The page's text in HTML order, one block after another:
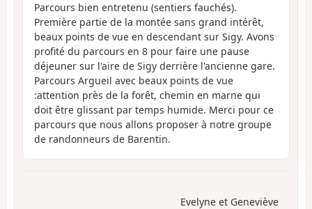
Parcours bien entretenu (sentiers fauchés).
Première partie de la montée sans grand intérêt,
beaux points de vue en descendant sur Sigy. Avons
profité du parcours en 8 pour faire une pause
déjeuner sur l'aire de Sigy derrière l'ancienne gare.
Parcours Argueil avec beaux points de vue
:attention près de la forêt, chemin en marne qui
doit être glissant par temps humide. Merci pour ce
parcours que nous allons proposer à notre groupe
de randonneurs de Barentin.
Evelyne et Geneviève